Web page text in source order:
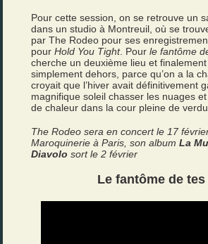
Pour cette session, on se retrouve un
dans un studio à Montreuil, où se
par The Rodeo pour ses
pourHold You Tight. Pourle fantôme
cherche un deuxième lieu et
simplement dehors, parce qu’on a la
croyait que l’hiver avait définitivement
magnifique soleil chasser les nuages
de chaleur dans la cour pleine de
The Rodeo sera en concert le 17
Maroquinerie à Paris, son albumLa
Diavolo sort le 2 février
Le fantôme de tes